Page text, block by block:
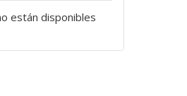
están disponibles